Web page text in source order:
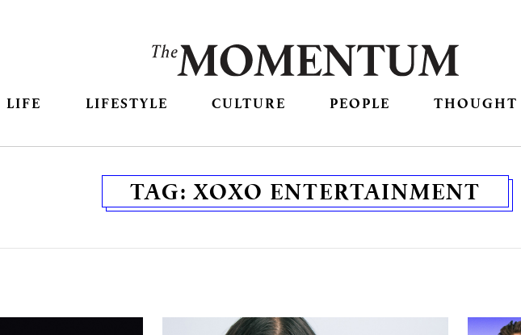
LIFE LIFESTYLE CULTURE PEOPLE THOUGHT
TAG:XOXO ENTERTAINMENT